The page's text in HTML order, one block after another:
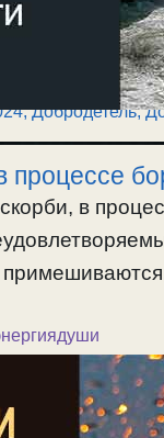
,Добродетель,
процессе
в